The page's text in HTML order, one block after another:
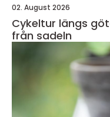
02. August 2026
Cykeltur längs göta kanal
från sadeln